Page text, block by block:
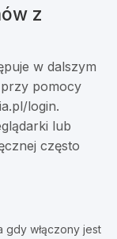
z
w dalszym
pomocy
login.
lub
często
gdy włączony jest